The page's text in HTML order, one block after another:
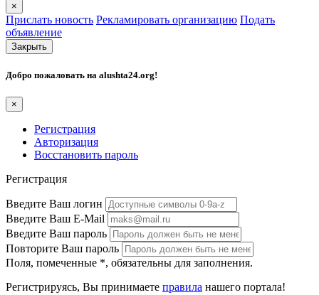
×
Прислать новость Рекламировать организацию Подать
объявление
Закрыть
Добро пожаловать на alushta24.org!
×
Регистрация
Авторизация
Восстановить пароль
Регистрация
Введите Ваш логин
Введите Ваш E-Mail
Введите Ваш пароль
Повторите Ваш пароль
Поля, помеченные *, обязательны для заполнения.
Регистрируясь, Вы принимаете правила нашего портала!